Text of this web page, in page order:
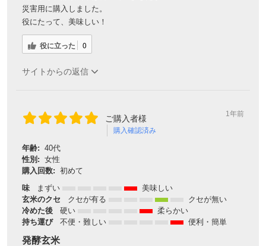
災害用に購入しました。
役にたって、美味しい！
役に立った 0
サイトからの返信
ご購入者様
購入確認済み
1年前
年齢: 40代
性別: 女性
購入回数: 初めて
味
まずい
美味しい
玄米のクセ
クセが有る
クセが無い
冷めた後
硬い
柔らかい
持ち運び
不便・難しい 便利・簡単
発酵玄米